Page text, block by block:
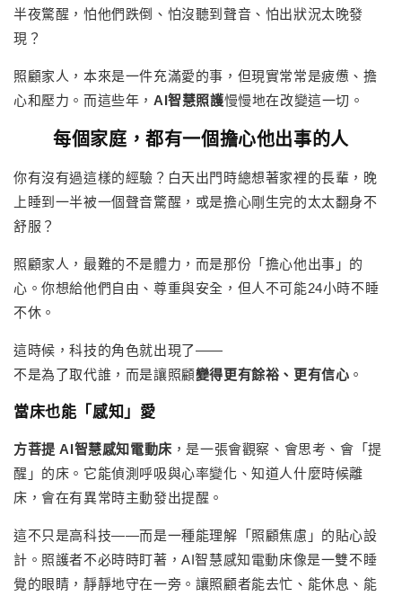
半夜驚醒，怕他們跌倒、怕沒聽到聲音、怕出狀況太晚發
現？
照顧家人，本來是一件充滿愛的事，但現實常常是疲憊、擔
心和壓力。而這些年， AI智慧照護慢慢地在改變這一切。
每個家庭，都有一個擔心他出事的人
你有沒有過這樣的經驗？白天出門時總想著家裡的長輩，晚
上睡到一半被一個聲音驚醒，或是擔心剛生完的太太翻身不
舒服？
照顧家人，最難的不是體力，而是那份「擔心他出事」的
心。你想給他們自由、尊重與安全，但人不可能24小時不睡
不休。
這時候，科技的角色就出現了——
不是為了取代誰，而是讓照顧變得更有餘裕、更有信心 。
當床也能「感知」愛
方菩提 AI智慧感知電動床 ，是一張會觀察、會思考、會「提
醒」的床。它能偵測呼吸與心率變化、知道人什麼時候離
床，會在有異常時主動發出提醒。
這不只是高科技——而是一種能理解「照顧焦慮」的貼心設
計。照護者不必時時盯著，AI智慧感知電動床像是一雙不睡
覺的眼睛，靜靜地守在一旁。讓照顧者能去忙、能休息、能